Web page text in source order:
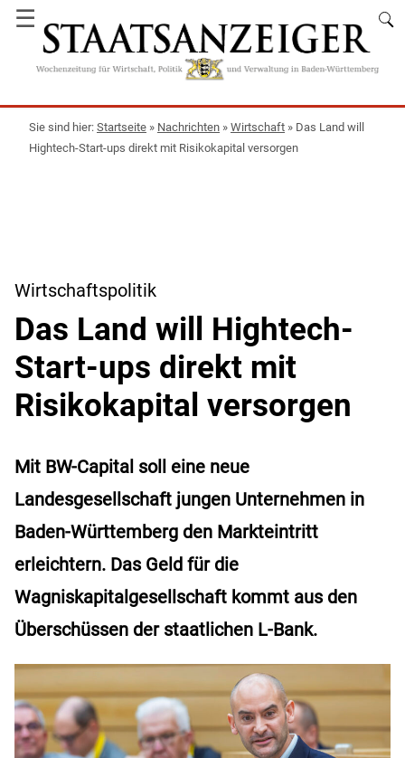
☰
Startseite » Nachrichten » Wirtschaft » Das Land will
Hightech-Start-ups direkt mit Risikokapital versorgen
Wirtschaftspolitik
Das Land will Hightech-
Start-ups direkt mit
Risikokapital versorgen
Mit BW-Capital soll eine neue
Landesgesellschaft jungen Unternehmen in
Baden-Württemberg den Markteintritt
erleichtern. Das Geld für die
Wagniskapitalgesellschaft kommt aus den
Überschüssen der staatlichen L-Bank.